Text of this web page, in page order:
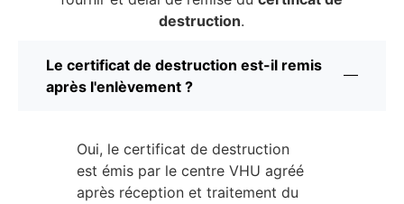
destruction.
Le certificat de destruction est-il remis
après l'enlèvement ?
Oui, le certificat de destruction
est émis par le centre VHU agréé
après réception et traitement du